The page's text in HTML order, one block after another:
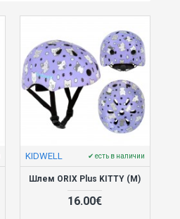
KIDWELL ✔ есть в наличии
Шлем ORIX Plus KITTY (M)
16.00€